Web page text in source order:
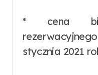
* cena
stycznia 2021